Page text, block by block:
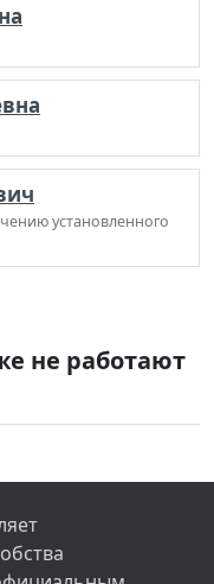
установленного
не работают